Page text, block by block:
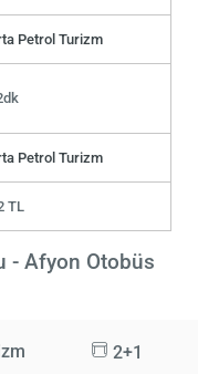
Petrol Turizm
Petrol Turizm
TL
- Afyon Otobüs
2+1